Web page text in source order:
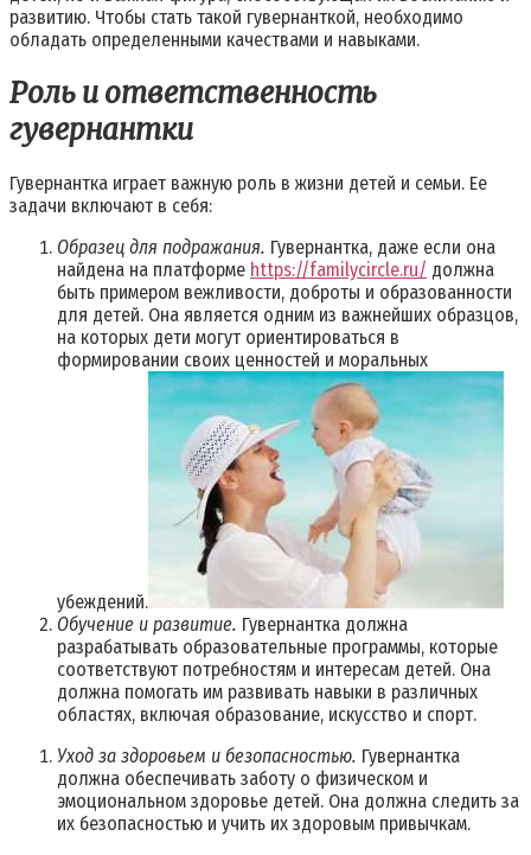
развитию. Чтобы стать такой гувернанткой, необходимо
обладать определенными качествами и навыками.
Роль и ответственность
гувернантки
Гувернантка играет важную роль в жизни детей и семьи. Ее
задачи включают в себя:
Образец для подражания. Гувернантка, даже если она
найдена на платформе https://familycircle.ru/ должна
быть примером вежливости, доброты и образованности
для детей. Она является одним из важнейших образцов,
на которых дети могут ориентироваться в
формировании своих ценностей и моральных
убеждений.
Обучение и развитие. Гувернантка должна
разрабатывать образовательные программы, которые
соответствуют потребностям и интересам детей. Она
должна помогать им развивать навыки в различных
областях, включая образование, искусство и спорт.
Уход за здоровьем и безопасностью. Гувернантка
должна обеспечивать заботу о физическом и
эмоциональном здоровье детей. Она должна следить за
их безопасностью и учить их здоровым привычкам.